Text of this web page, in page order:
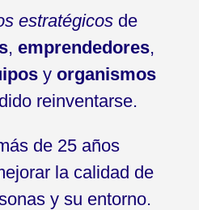
estratégicosde
, emprendedores,
y organismos
reinventarse.
de 25 años
la calidad de
y su entorno.